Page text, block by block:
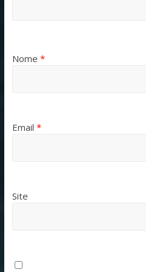
Nome *
Email *
Site